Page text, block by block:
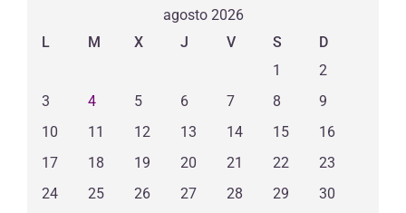
agosto 2026
L
M X J V S
D
1
2
3
4 5 6 7 8
9
10
11 12 13 14 15
16
17
18 19 20 21 22
23
24
25 26 27 28 29 30